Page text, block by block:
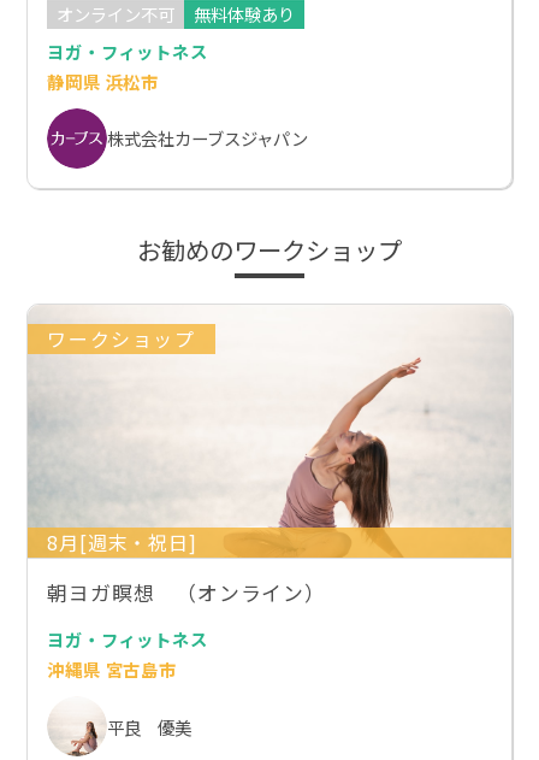
オンライン不可
無料体験あり
ヨガ・フィットネス
静岡県 浜松市
株式会社カーブスジャパン
お勧めのワークショップ
ワークショップ
8月[週末・祝日]
朝ヨガ瞑想 （オンライン）
ヨガ・フィットネス
沖縄県 宮古島市
平良 優美